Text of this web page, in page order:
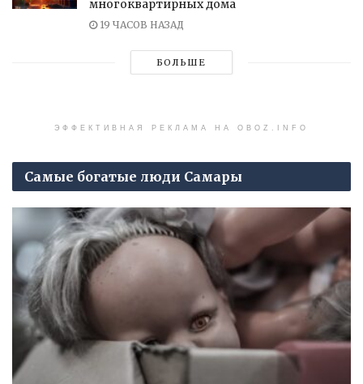
многоквартирных дома
19 ЧАСОВ НАЗАД
БОЛЬШЕ
ЭФФЕКТИВНАЯ РЕКЛАМА НА OBOZ.INFO
Самые богатые люди Самары